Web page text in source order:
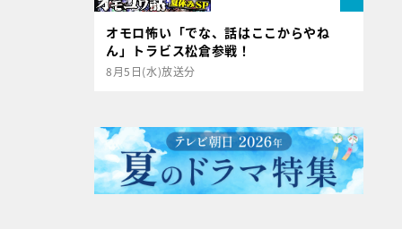
オモロ怖い「でな、話はここからやね
ん」トラビス松倉参戦！
8月5日(水)放送分